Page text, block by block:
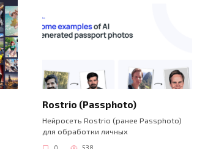
Rostrio (Passphoto)
Нейросеть Rostrio (ранее Passphoto)
для обработки личных
0 538